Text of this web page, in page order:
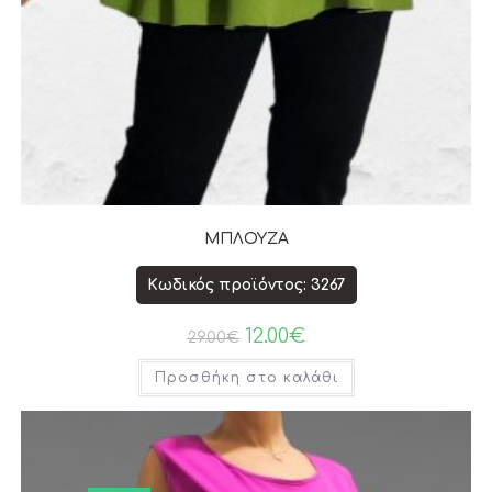
ΜΠΛΟΥΖΑ
Κωδικός προϊόντος: 3267
29.00€ 12.00€
Προσθήκη στο καλάθι